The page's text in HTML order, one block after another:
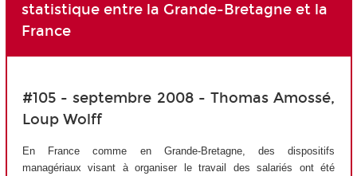
statistique entre la Grande-Bretagne et la
France
#105 - septembre 2008 - Thomas Amossé,
Loup Wolff
En France comme en Grande-Bretagne, des dispositifs
managériaux visant à organiser le travail des salariés ont été